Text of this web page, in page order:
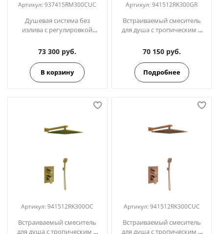
Артикул:937415RM300CUC
Душевая система без
излива с регулировкой
937415RM300CUC медь
73 300 руб.
В корзину
Артикул:941512RK300GR
Встраиваемый смеситель
для душа с тропическим и
BLAUTHERM
941512RK300GR графит
70 150 руб.
Подробнее
Артикул:941512RK300OC
Встраиваемый смеситель
для душа с тропическим и
Артикул: 941512RK300CUC
Встраиваемый смеситель
для душа с тропическим и